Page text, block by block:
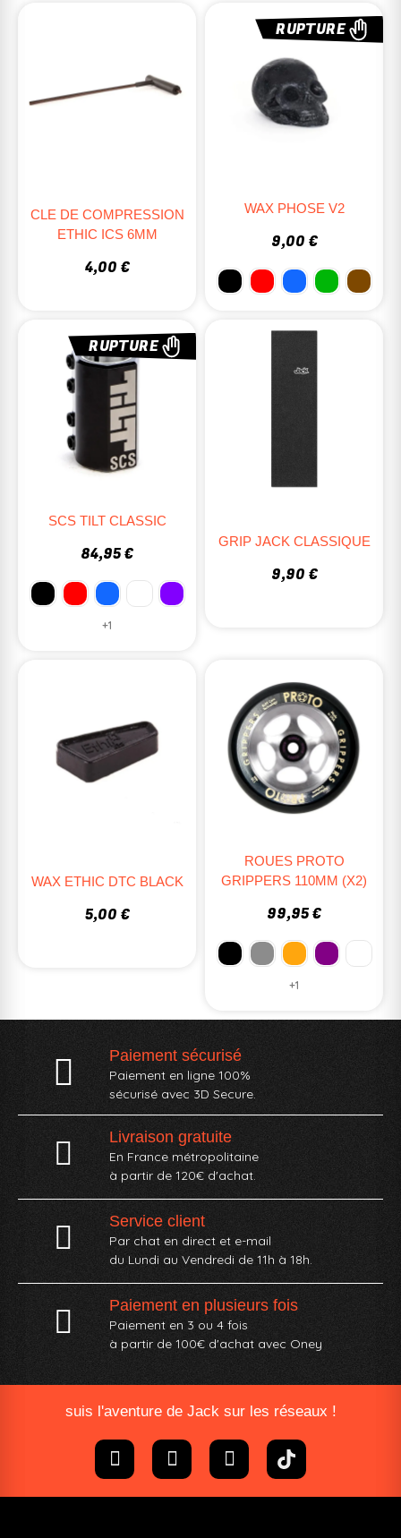
CLE DE COMPRESSION
ETHIC ICS 6MM
4,00 €
RUPTURE
WAX PHOSE V2
9,00 €
RUPTURE
SCS TILT CLASSIC
84,95 €
+1
GRIP JACK CLASSIQUE
9,90 €
WAX ETHIC DTC BLACK
5,00 €
ROUES PROTO
GRIPPERS 110MM (X2)
99,95 €
+1
Paiement sécurisé
Paiement en ligne 100%
sécurisé avec 3D Secure.
Livraison gratuite
En France métropolitaine
à partir de 120€ d'achat.
Service client
Par chat en direct et e-mail
du Lundi au Vendredi de 11h à 18h.
Paiement en plusieurs fois
Paiement en 3 ou 4 fois
à partir de 100€ d'achat avec Oney​
suis l'aventure de Jack sur les réseaux !